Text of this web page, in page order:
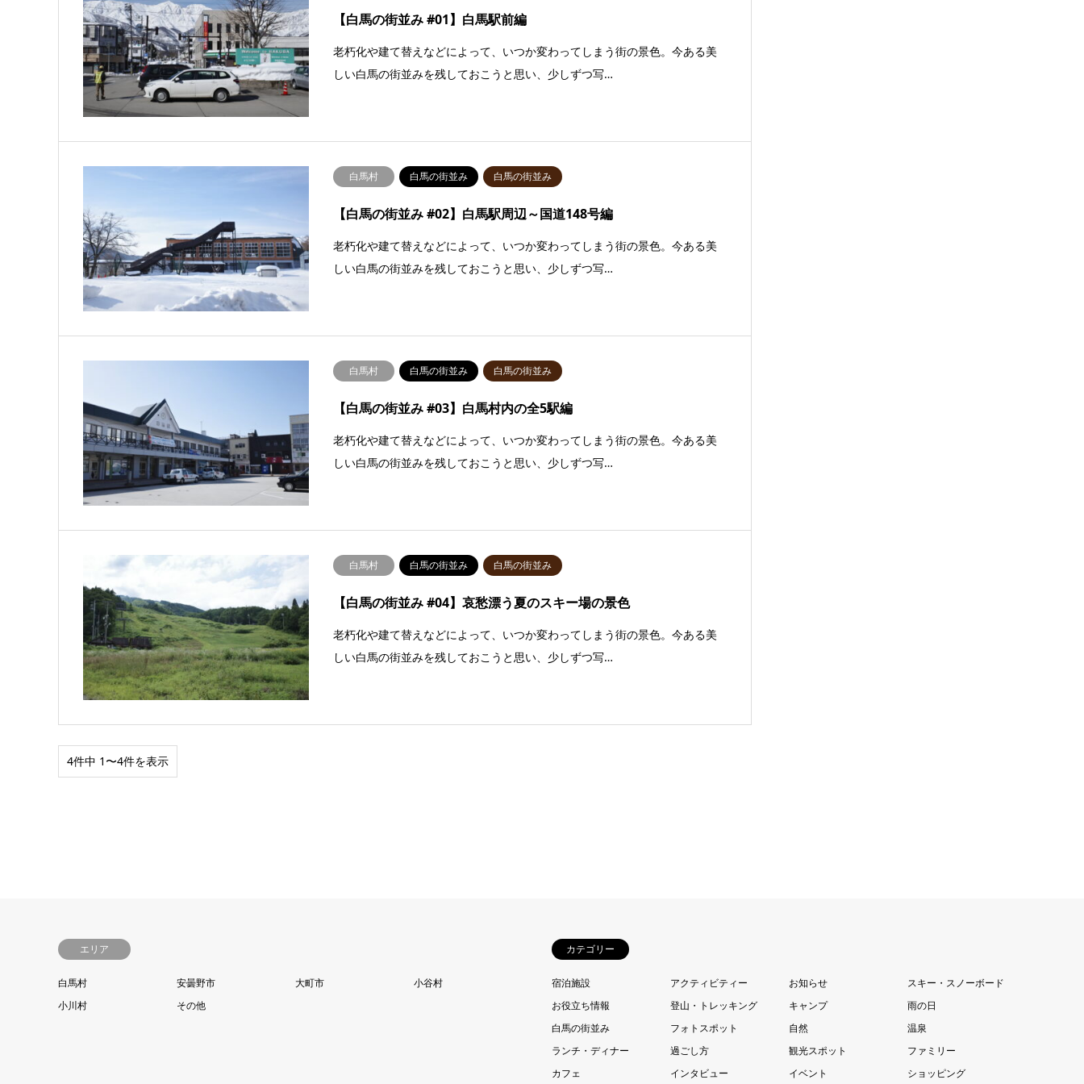
【白馬の街並み #01】白馬駅前編
老朽化や建て替えなどによって、いつか変わってしまう街の景色。今ある美
しい白馬の街並みを残しておこうと思い、少しずつ写…
白馬村 白馬の街並み 白馬の街並み
【白馬の街並み #02】白馬駅周辺～国道148号編
老朽化や建て替えなどによって、いつか変わってしまう街の景色。今ある美
しい白馬の街並みを残しておこうと思い、少しずつ写…
白馬村 白馬の街並み 白馬の街並み
【白馬の街並み #03】白馬村内の全5駅編
老朽化や建て替えなどによって、いつか変わってしまう街の景色。今ある美
しい白馬の街並みを残しておこうと思い、少しずつ写…
白馬村 白馬の街並み 白馬の街並み
【白馬の街並み #04】哀愁漂う夏のスキー場の景色
老朽化や建て替えなどによって、いつか変わってしまう街の景色。今ある美
しい白馬の街並みを残しておこうと思い、少しずつ写…
4件中 1〜4件を表示
エリア
白馬村 安曇野市 大町市
小谷村
小川村
その他
カテゴリー
宿泊施設 アクティビティー お知らせ
スキー・スノーボード
お役立ち情報
登山・トレッキング キャンプ
雨の日
白馬の街並み
フォトスポット 自然
温泉
ランチ・ディナー
過ごし方 観光スポット
ファミリー
カフェ
インタビュー イベント ショッピング